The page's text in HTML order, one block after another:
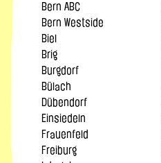
Bern ABC
Bern Westside
Biel
Brig
Burgdorf
Bülach
Dübendorf
Einsiedeln
Frauenfeld
Freiburg